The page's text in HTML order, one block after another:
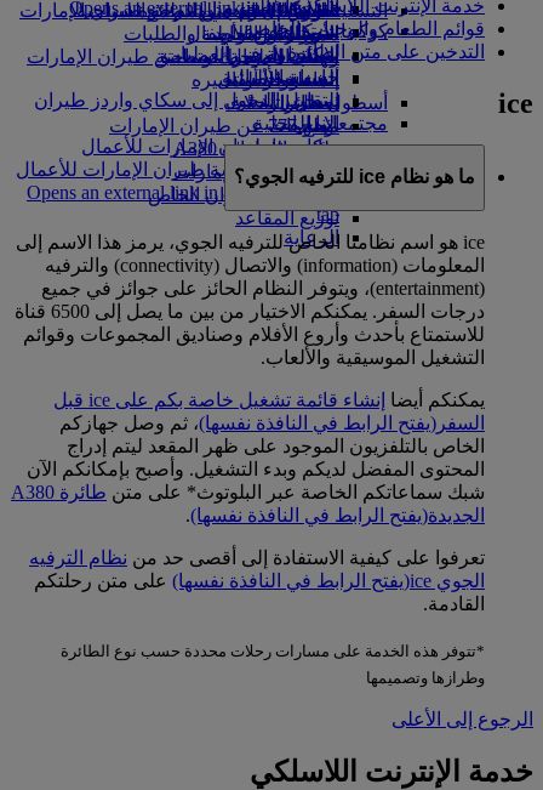
الشركاء الجويون
تناول الطعام في الدرجة السياحية
الممتازة
وجبات الدرجة السياحية
المشروبات
أسطول طائراتنا
بوينج 777
طائرة الإمارات A380
A350 طائرة الإمارات
الإمارات للطيران الخاص
توزيع المقاعد
السوق الحرة
متجرنا الرسمي
التسلية للأطفال
الترفيه عن الأطفال
ألعاب الأطفال
أنشطة للأطفال
in a new tab
كوكبنا
الاستدامة في العمليات
السياسة البيئية
التقارير البيئية
مجتمعاتنا المحلية
مؤسسة طيران الإمارات للأعمال
الإنسانية
مؤسسة طيران الإمارات للأعمال
الإنسانية Opens an external link in a new
tab
الرعاية
Opens an external link in a new tab
شركاؤنا
سكاي واردز رايل
حاسبة الأميال
تسجيل الدخول إلى سكاي واردز طيران
الإمارات
سكاي واردز+
السفر لأصحاب الهمم مع طيران الإمارات
المساعدة الخاصة والطلبات
تجربتكم على متن الطائرة
الأدوات والموارد
الهاتف المتحرك وتطبيق طيران الإمارات
إلغاء حجز أو تغييره
تعطل الرحلات
معلومات عن طيران الإمارات
خدمة الإنترنت اللاسلكي
قوائم الطعام والوجبات الخاصة
التدخين على متن الطائرة
ice
ما هو نظام ice للترفيه الجوي؟
ice هو اسم نظامنا الخاص للترفيه الجوي، يرمز هذا الاسم إلى
المعلومات (information) والاتصال (connectivity) والترفيه
(entertainment)، ويتوفر النظام الحائز على جوائز في جميع
درجات السفر. يمكنكم الاختيار من بين ما يصل إلى 6500 قناة
للاستمتاع بأحدث وأروع الأفلام وصناديق المجموعات وقوائم
التشغيل الموسيقية والألعاب.
يمكنكم أيضا
إنشاء قائمة تشغيل خاصة بكم على ice قبل
السفر (يفتح الرابط في النافذة نفسها)، ثم وصل جهازكم
الخاص بالتلفزيون الموجود على ظهر المقعد ليتم إدراج
المحتوى المفضل لديكم وبدء التشغيل. وأصبح بإمكانكم الآن
شبك سماعاتكم الخاصة عبر البلوتوث* على متن
طائرة A380
الجديدة(يفتح الرابط في النافذة نفسها).
تعرفوا على كيفية الاستفادة إلى أقصى حد من نظام الترفيه
الجوي ice
(يفتح الرابط في النافذة نفسها) على متن رحلتكم
القادمة.
*تتوفر هذه الخدمة على مسارات رحلات محددة حسب نوع الطائرة
وطرازها وتصميمها
الرجوع إلى الأعلى
خدمة الإنترنت اللاسلكي